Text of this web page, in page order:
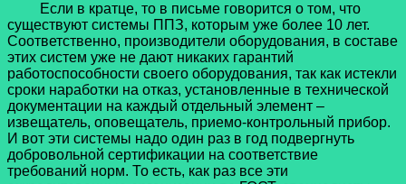
Если в кратце, то в письме говорится о том, что
существуют системы ППЗ, которым уже более 10 лет.
Соответственно, производители оборудования, в составе
этих систем уже не дают никаких гарантий
работоспособности своего оборудования, так как истекли
сроки наработки на отказ, установленные в технической
документации на каждый отдельный элемент –
извещатель, оповещатель, приемо-контрольный прибор.
И вот эти системы надо один раз в год подвергнуть
добровольной сертификации на соответствие
требований норм. То есть, как раз все эти